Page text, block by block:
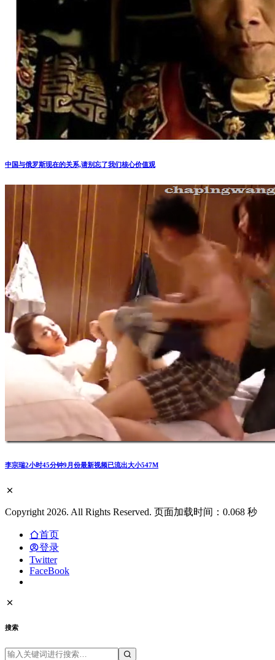
中国与俄罗斯现在的关系,请别忘了我们核心价值观
李宗瑞2小时45分钟9月份最新视频已流出大小547M
Copyright 2026. All Rights Reserved. 页面加载时间：0.068 秒
首页
登录
Twitter
FaceBook
搜索